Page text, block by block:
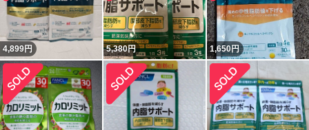
4,899円 5,380円 1,650円